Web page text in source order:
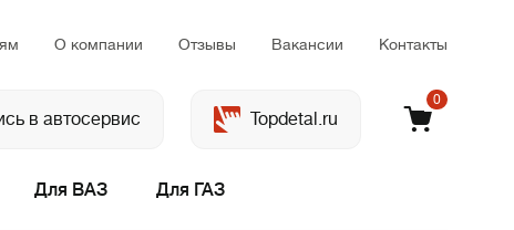
О компании Отзывы Вакансии Контакты
в автосервис Topdetal.ru
0
Для ВАЗ Для ГАЗ